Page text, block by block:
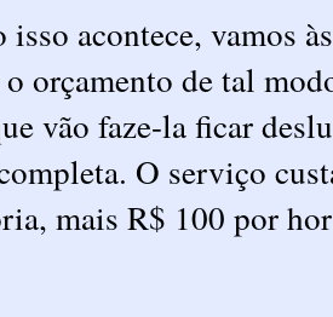
isso acontece, vamos
orçamento de tal
vão faze-la ficar
O serviço
mais R$ 100 por